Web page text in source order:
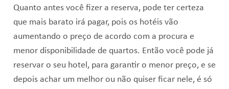
Quanto antes você fizer a reserva, pode ter certeza
que mais barato irá pagar, pois os hotéis vão
aumentando o preço de acordo com a procura e
menor disponibilidade de quartos. Então você pode já
reservar o seu hotel, para garantir o menor preço, e se
depois achar um melhor ou não quiser ficar nele, é só